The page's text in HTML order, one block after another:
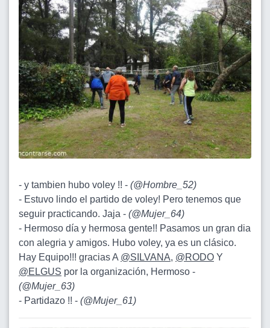
- y tambien hubo voley !! - (@Hombre_52)
- Estuvo lindo el partido de voley! Pero tenemos que
seguir practicando. Jaja - (@Mujer_64)
- Hermoso día y hermosa gente!! Pasamos un gran dia
con alegria y amigos. Hubo voley, ya es un clásico.
Hay Equipo!!! gracias A @SILVANA, @RODO Y
@ELGUS por la organización, Hermoso -
(@Mujer_63)
- Partidazo !! - (@Mujer_61)